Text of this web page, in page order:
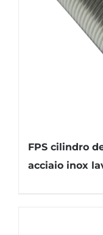
FPS cilindro
acciaio inox